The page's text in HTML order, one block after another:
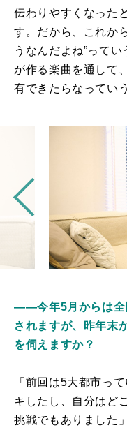
伝わりやすくなった
す。だから、これか
うなんだよね”って
が作る楽曲を通して
有できたらなってい
――今年5月からは全
されますが、昨年末
を伺えますか？
「前回は5大都市っ
キしたし、自分はど
挑戦でもありました」